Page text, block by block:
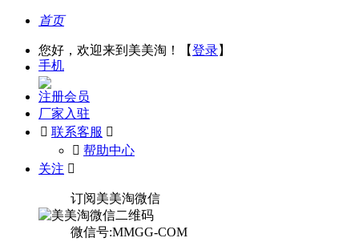
首页
您好，欢迎来到美美淘！【登录】
手机
注册会员
厂家入驻
 联系客服 
󰅃 帮助中心
关注 
订阅美美淘微信
微信号:MMGG-COM